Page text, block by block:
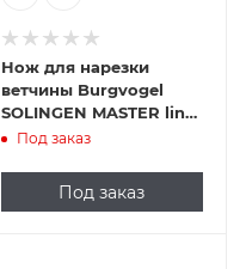
Нож для нарезки
ветчины Burgvogel
SOLINGEN MASTER line
698.95-26
Под заказ
Под заказ